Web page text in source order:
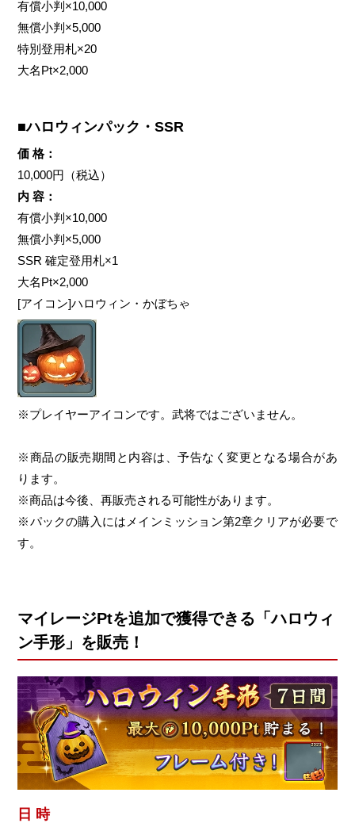
有償小判×10,000
無償小判×5,000
特別登用札×20
大名Pt×2,000
■ハロウィンパック・SSR
価 格：
10,000円（税込）
内 容：
有償小判×10,000
無償小判×5,000
SSR 確定登用札×1
大名Pt×2,000
[アイコン]ハロウィン・かぼちゃ
※プレイヤーアイコンです。武将ではございません。
※商品の販売期間と内容は、予告なく変更となる場合があ
ります。
※商品は今後、再販売される可能性があります。
※パックの購入にはメインミッション第2章クリアが必要で
す。
マイレージPtを追加で獲得できる「ハロウィ
ン手形」を販売！
日 時